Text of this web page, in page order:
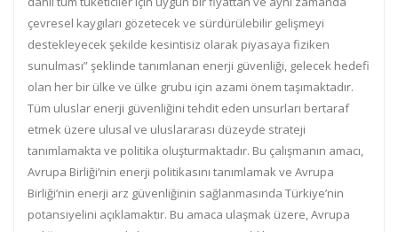
çevresel kaygıları gözetecek ve sürdürülebilir gelişmeyi
destekleyecek şekilde kesintisiz olarak piyasaya fiziken
sunulması” şeklinde tanımlanan enerji güvenliği, gelecek hedefi
olan her bir ülke ve ülke grubu için azami önem taşımaktadır.
Tüm uluslar enerji güvenliğini tehdit eden unsurları bertaraf
etmek üzere ulusal ve uluslararası düzeyde strateji
tanımlamakta ve politika oluşturmaktadır. Bu çalışmanın amacı,
Avrupa Birliği’nin enerji politikasını tanımlamak ve Avrupa
Birliği’nin enerji arz güvenliğinin sağlanmasında Türkiye’nin
potansiyelini açıklamaktır. Bu amaca ulaşmak üzere, Avrupa